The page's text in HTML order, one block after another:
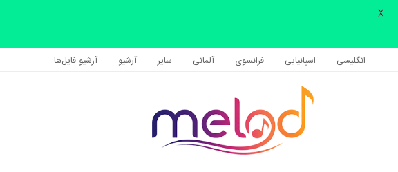
انگلیسی اسپانیایی فرانسوی آلمانی سایر آرشیو آرشیو فایل‌‎ها
اشتراک گذاری
با استفاده از روش‌های زیر می‌توانید این صفحه را با دوستان خود به
کپی لینک
X